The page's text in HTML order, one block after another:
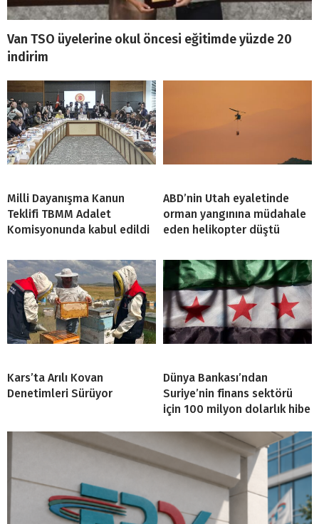
Van TSO üyelerine okul öncesi eğitimde yüzde 20
indirim
Milli Dayanışma Kanun
Teklifi TBMM Adalet
Komisyonunda kabul edildi
ABD’nin Utah eyaletinde
orman yangınına müdahale
eden helikopter düştü
Kars’ta Arılı Kovan
Denetimleri Sürüyor
Dünya Bankası’ndan
Suriye’nin finans sektörü
için 100 milyon dolarlık hibe